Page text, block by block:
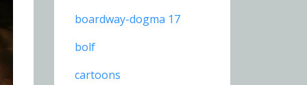
boardway-dogma 17
bolf
cartoons